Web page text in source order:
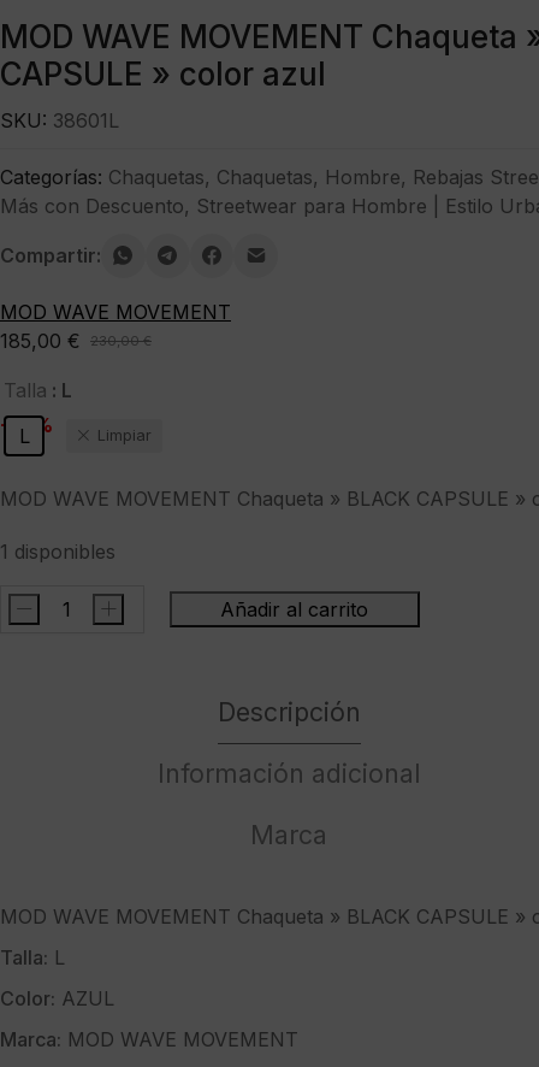
MOD WAVE MOVEMENT Chaqueta
CAPSULE » color azul
230,00€
El
precio
original
era:
185,00 €
El
precio
actual
es:
-20%
Talla : L
L
Limpiar
MOD WAVE MOVEMENT Chaqueta » BLACK CAPSULE »
1 disponibles
MOD
cantidad
- + Añadir al carrito
SKU: 38601L
Categorías: Chaquetas, Chaquetas, Hombre, Rebajas
Más con Descuento, Streetwear para Hombre | Estilo
Compartir:
MOD WAVE MOVEMENT
Descripción
Información adicional
Marca
MOD WAVE MOVEMENT Chaqueta » BLACK CAPSULE »
Talla: L
Color: AZUL
Marca: MOD WAVE MOVEMENT